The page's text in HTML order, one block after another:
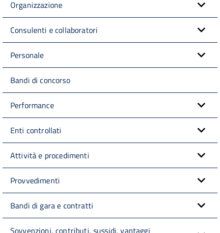
Organizzazione
Consulenti e collaboratori
Personale
Bandi di concorso
Performance
Enti controllati
Attività e procedimenti
Provvedimenti
Bandi di gara e contratti
Sovvenzioni, contributi, sussidi, vantaggi